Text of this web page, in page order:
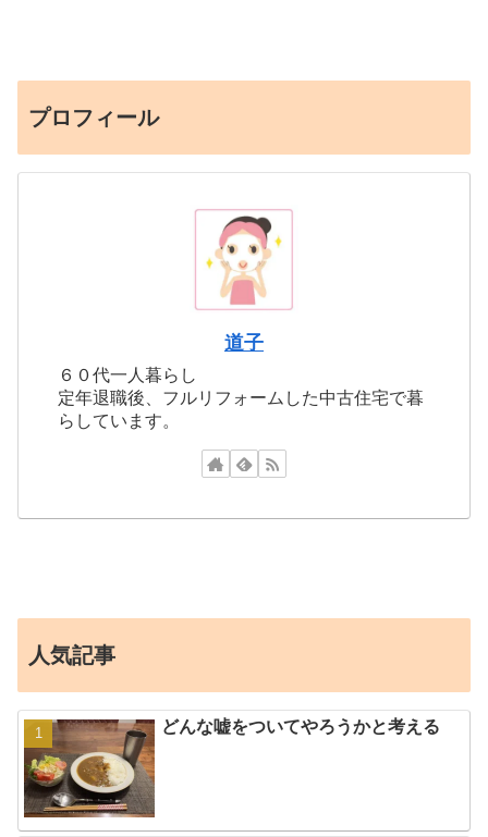
プロフィール
道子
６０代一人暮らし
定年退職後、フルリフォームした中古住宅で暮
らしています。
人気記事
どんな嘘をついてやろうかと考える